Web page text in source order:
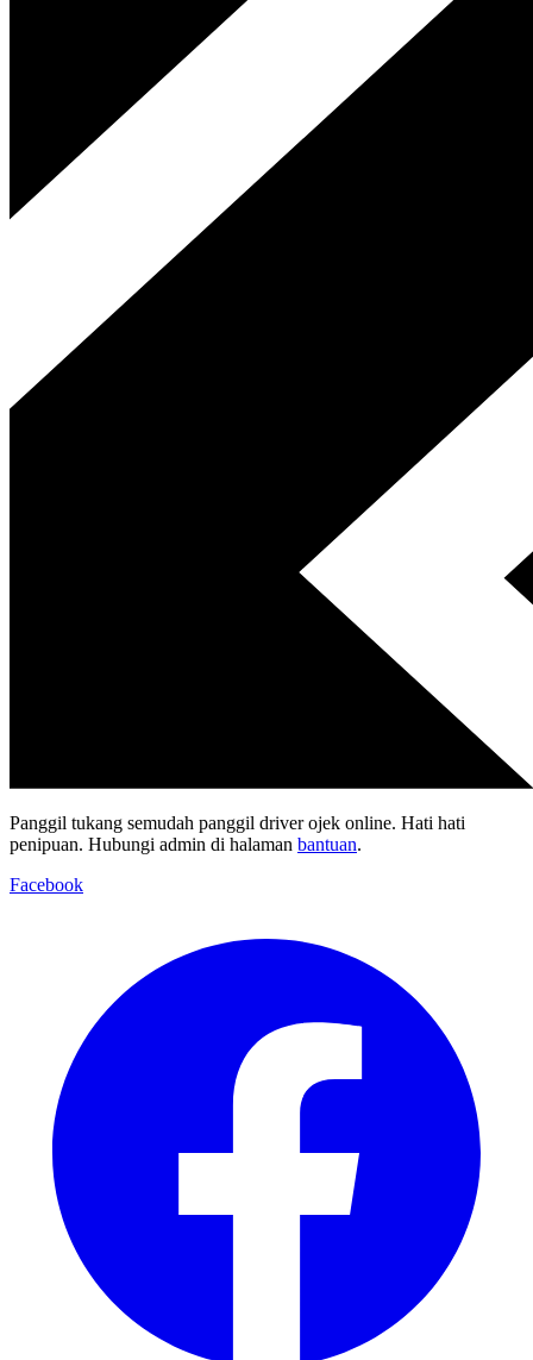
Panggil tukang semudah panggil driver ojek online. Hati hati
penipuan. Hubungi admin di halaman bantuan.
Facebook